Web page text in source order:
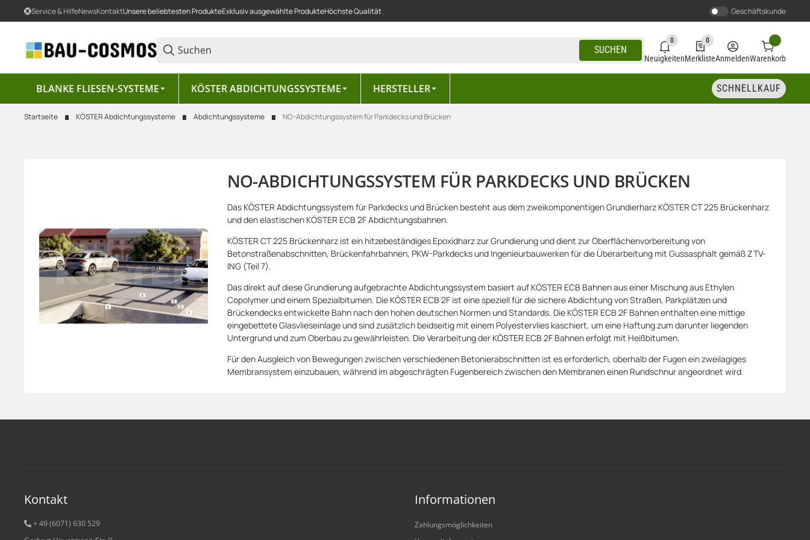
Service & HilfeNewsKontaktUnsere beliebtesten ProdukteExklusiv ausgewählte ProdukteHöchste Qualität Geschäftskunde
SUCHEN
0
0 neue Notifizierungen
Neuigkeiten
0
0 Produkte in der Liste
MerklisteAnmeldenWarenkorb
BLANKE FLIESEN-SYSTEME KÖSTER ABDICHTUNGSSYSTEME HERSTELLER SCHNELLKAUF
Startseite KÖSTER Abdichtungssysteme Abdichtungssysteme NO-Abdichtungssystem für Parkdecks und Brücken
NO-ABDICHTUNGSSYSTEM FÜR PARKDECKS UND BRÜCKEN
Das KÖSTER Abdichtungssystem für Parkdecks und Brücken besteht aus dem zweikomponentigen Grundierharz KÖSTER CT 225 Brückenharz
und den elastischen KÖSTER ECB 2F Abdichtungsbahnen.
KÖSTER CT 225 Brückenharz ist ein hitzebeständiges Epoxidharz zur Grundierung und dient zur Oberflächenvorbereitung von
Betonstraßenabschnitten, Brückenfahrbahnen, PKW-Parkdecks und Ingenieurbauwerken für die Überarbeitung mit Gussasphalt gemäß ZTV-
ING (Teil 7).
Das direkt auf diese Grundierung aufgebrachte Abdichtungssystem basiert auf KÖSTER ECB Bahnen aus einer Mischung aus Ethylen
Copolymer und einem Spezialbitumen. Die KÖSTER ECB 2F ist eine speziell für die sichere Abdichtung von Straßen, Parkplätzen und
Brückendecks entwickelte Bahn nach den hohen deutschen Normen und Standards. Die KÖSTER ECB 2F Bahnen enthalten eine mittige
eingebettete Glasvlieseinlage und sind zusätzlich beidseitig mit einem Polyestervlies kaschiert, um eine Haftung zum darunter liegenden
Untergrund und zum Oberbau zu gewährleisten. Die Verarbeitung der KÖSTER ECB 2F Bahnen erfolgt mit Heißbitumen.
Für den Ausgleich von Bewegungen zwischen verschiedenen Betonierabschnitten ist es erforderlich, oberhalb der Fugen ein zweilagiges
Membransystem einzubauen, während im abgeschrägten Fugenbereich zwischen den Membranen einen Rundschnur angeordnet wird.
Kontakt
+ 49 (6071) 630 529
Informationen
Zahlungsmöglichkeiten